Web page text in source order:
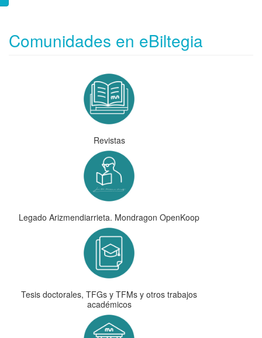
Comunidades en eBiltegia
Revistas
Legado Arizmendiarrieta. Mondragon OpenKoop
Tesis doctorales, TFGs y TFMs y otros trabajos
académicos